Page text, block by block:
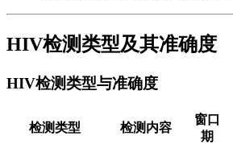
HIV检测类型及其准确度
HIV检测类型与准确度
检测类型 检测内容
窗口
期